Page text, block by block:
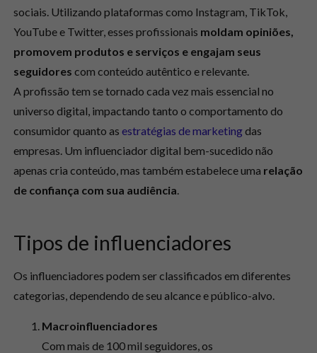
sociais. Utilizando plataformas como Instagram, TikTok,
YouTube e Twitter, esses profissionais moldam opiniões,
promovem produtos e serviços e engajam seus
seguidores com conteúdo autêntico e relevante.
A profissão tem se tornado cada vez mais essencial no
universo digital, impactando tanto o comportamento do
consumidor quanto as estratégias de marketingdas
empresas. Um influenciador digital bem-sucedido não
apenas cria conteúdo, mas também estabelece uma relação
de confiança com sua audiência.
Tipos de influenciadores
Os influenciadores podem ser classificados em diferentes
categorias, dependendo de seu alcance e público-alvo.
Macroinfluenciadores
Com mais de 100 mil seguidores, os